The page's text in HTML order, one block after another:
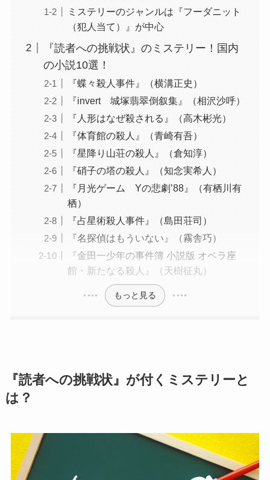
ミステリーのジャンルは『フーダニット
（犯人当て）』が中心
『読者への挑戦状』のミステリー！国内
の小説10選！
『蝶々殺人事件』（横溝正史）
『invert 城塚翡翠倒叙集』（相沢沙呼）
『人形はなぜ殺される』（高木彬光）
『体育館の殺人』（青崎有吾）
『星降り山荘の殺人』（倉知淳）
『硝子の塔の殺人』（知念実希人）
『月光ゲーム Yの悲劇’88』（有栖川有
栖）
『占星術殺人事件』（島田荘司）
『名探偵はもういない』（霧舎巧）
『金田一少年の事件簿 小説版 オペラ座
館・新たなる殺人』（天樹征丸）
もっと見る
『読者への挑戦状』が付くミステリーと
は？